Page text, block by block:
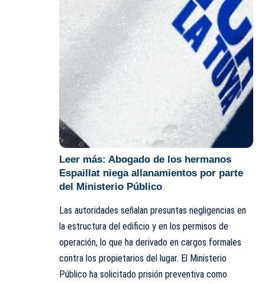
Leer más: Abogado de los hermanos
Espaillat niega allanamientos por parte
del Ministerio Público
Las autoridades señalan presuntas negligencias en
la estructura del edificio y en los permisos de
operación, lo que ha derivado en cargos formales
contra los propietarios del lugar. El Ministerio
Público ha solicitado prisión preventiva como